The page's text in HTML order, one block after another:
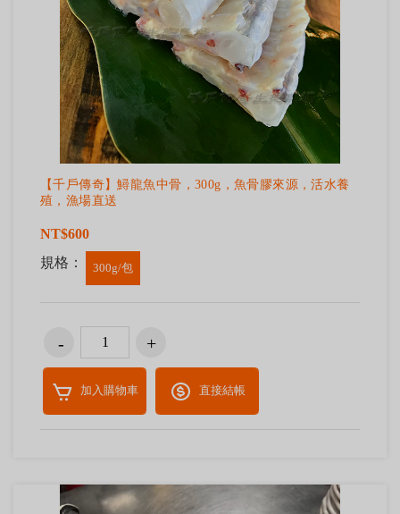
【千戶傳奇】鱘龍魚中骨，300g，魚骨膠來源，活水養
殖，漁場直送
NT$600
規格：
300g/包
加入購物車 直接結帳